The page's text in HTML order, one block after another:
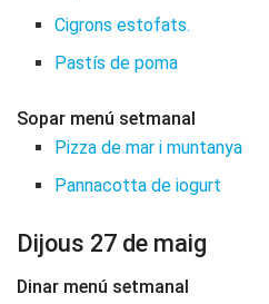
Cigrons estofats.
Pastís de poma
Sopar menú setmanal
Pizza de mar i muntanya
Pannacotta de iogurt
Dijous 27 de maig
Dinar menú setmanal